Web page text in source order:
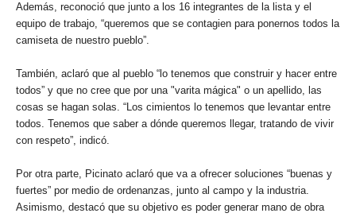
Además, reconoció que junto a los 16 integrantes de la lista y el
equipo de trabajo, “queremos que se contagien para ponernos todos la
camiseta de nuestro pueblo”.
También, aclaró que al pueblo “lo tenemos que construir y hacer entre
todos” y que no cree que por una "varita mágica" o un apellido, las
cosas se hagan solas. “Los cimientos lo tenemos que levantar entre
todos. Tenemos que saber a dónde queremos llegar, tratando de vivir
con respeto”, indicó.
Por otra parte, Picinato aclaró que va a ofrecer soluciones “buenas y
fuertes” por medio de ordenanzas, junto al campo y la industria.
Asimismo, destacó que su objetivo es poder generar mano de obra